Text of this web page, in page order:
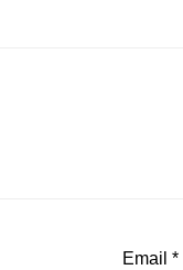
Email *